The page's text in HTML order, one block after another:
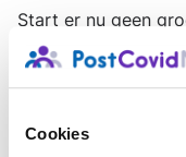
Cookies
Start er nu geen
Regelmatig wordt
hou de website
aanbod voor